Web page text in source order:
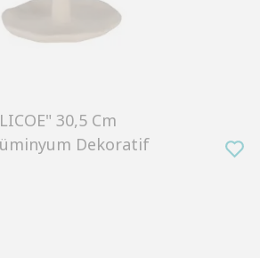
30,5 Cm
Dekoratif